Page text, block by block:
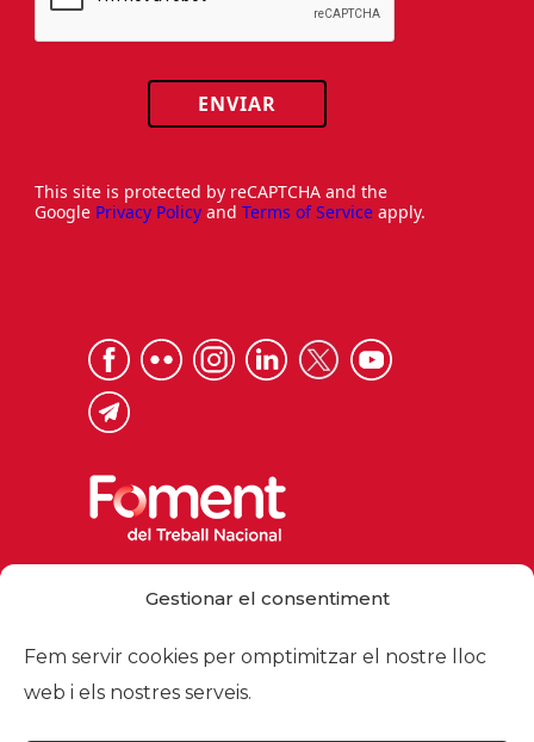
Gestionar el consentiment
Fem servir cookies per omptimitzar el nostre lloc
web i els nostres serveis.
ENVIAR
This site is protected by reCAPTCHA and the
Google Privacy Policy and Terms of Service apply.
foment@foment.com